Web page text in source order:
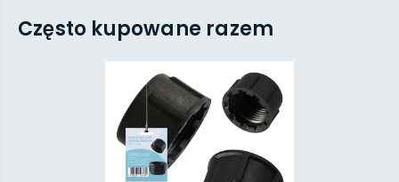
Często kupowane razem